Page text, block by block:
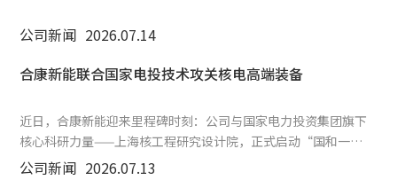
公司新闻 2026.07.14
合康新能联合国家电投技术攻关核电高端装备
近日，合康新能迎来里程碑时刻：公司与国家电力投资集团旗下
核心科研力量——上海核工程研究设计院，正式启动“国和一
号”反应堆主泵高压变频器设备国产化联合研发项目，在核电变
公司新闻 2026.07.13